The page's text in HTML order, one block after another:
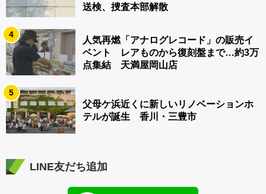
送検、捜査本部解散
4
人気再燃「アナログレコード」の販売イ
ベント レアものから復刻盤まで…約3万
点集結 天満屋岡山店
5
父母ケ浜近くに新しいリノベーションホ
テルが誕生 香川・三豊市
LINE友だち追加